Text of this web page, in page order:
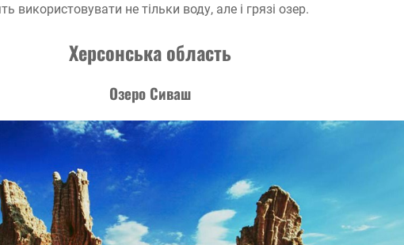
використовувати не тільки воду, але і грязі озер.
Херсонська область
Озеро Сиваш